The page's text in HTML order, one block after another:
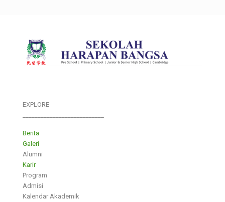
EXPLORE
Berita
Galeri
Alumni
Karir
Program
Admisi
Kalendar Akademik